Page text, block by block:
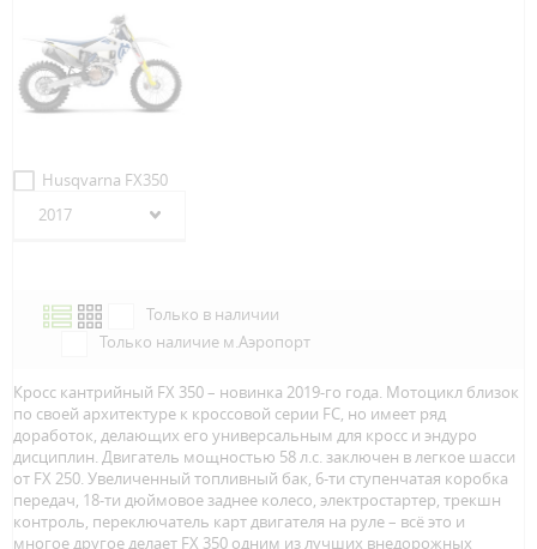
Husqvarna FX350
2017
Только в наличии
Только наличие м.Аэропорт
Кросс кантрийный FX 350 – новинка 2019-го года. Мотоцикл близок
по своей архитектуре к кроссовой серии FC, но имеет ряд
доработок, делающих его универсальным для кросс и эндуро
дисциплин. Двигатель мощностью 58 л.с. заключен в легкое шасси
от FX 250. Увеличенный топливный бак, 6-ти ступенчатая коробка
передач, 18-ти дюймовое заднее колесо, электростартер, трекшн
контроль, переключатель карт двигателя на руле – всё это и
многое другое делает FX 350 одним из лучших внедорожных